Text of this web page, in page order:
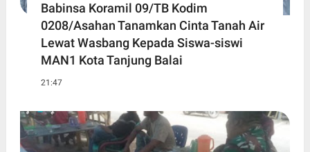
Babinsa Koramil 09/TB Kodim
0208/Asahan Tanamkan Cinta Tanah Air
Lewat Wasbang Kepada Siswa-siswi
MAN1 Kota Tanjung Balai
21:47